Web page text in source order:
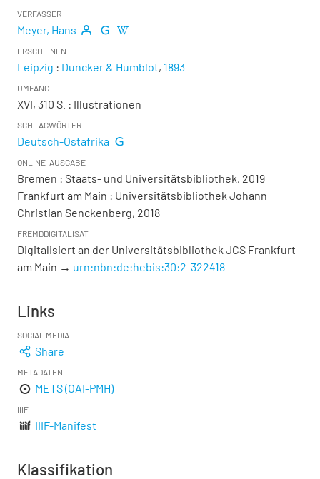
VERFASSER
Meyer, Hans
ERSCHIENEN
Leipzig : Duncker & Humblot, 1893
UMFANG
XVI, 310 S. : Illustrationen
SCHLAGWÖRTER
Deutsch-Ostafrika
ONLINE-AUSGABE
Bremen : Staats- und Universitätsbibliothek, 2019
Frankfurt am Main : Universitätsbibliothek Johann
Christian Senckenberg, 2018
FREMDDIGITALISAT
Digitalisiert an der Universitätsbibliothek JCS Frankfurt
am Main → urn:nbn:de:hebis:30:2-322418
Links
SOCIAL MEDIA
Share
METADATEN
METS (OAI-PMH)
IIIF
IIIF-Manifest
Klassifikation